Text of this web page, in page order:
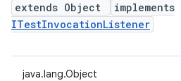
extends Object
implements
ITestInvocationListener
java.lang.Object